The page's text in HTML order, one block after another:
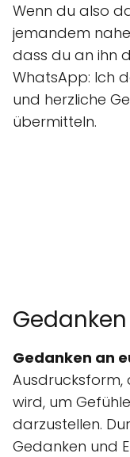
Wenn du also
jemandem
dass du an ihn
WhatsApp: Ich
und herzliche
übermitteln.
Gedanken an
Ausdrucksform,
wird, um
darzustellen.
Gedanken und